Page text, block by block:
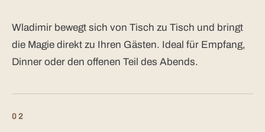
Wladimir bewegt sich von Tisch zu Tisch und bringt
die Magie direkt zu Ihren Gästen. Ideal für Empfang,
Dinner oder den offenen Teil des Abends.
02